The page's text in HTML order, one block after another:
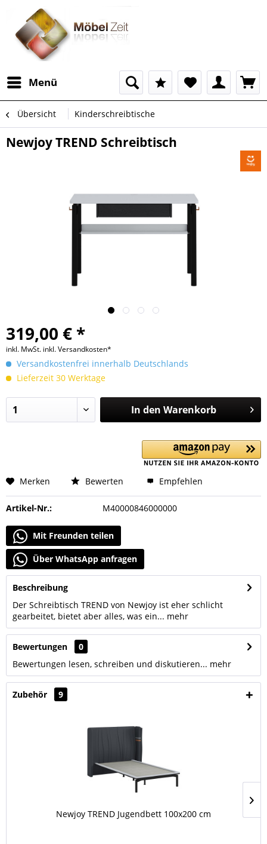
Menü
Übersicht Kinderschreibtische
Newjoy TREND Schreibtisch
319,00 € *
inkl. MwSt. inkl. Versandkosten*
Versandkostenfrei innerhalb Deutschlands
Lieferzeit 30 Werktage
In den Warenkorb
Merken Bewerten Empfehlen
Artikel-Nr.: M40000846000000
Mit Freunden teilen
Über WhatsApp anfragen
Beschreibung
Der Schreibtisch TREND von Newjoy ist eher schlicht
gearbeitet, bietet aber alles, was ein... mehr
Bewertungen
0
Bewertungen lesen, schreiben und diskutieren... mehr
Zubehör 9
Newjoy TREND Jugendbett 100x200 cm